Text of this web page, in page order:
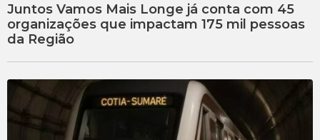
Juntos Vamos Mais Longe já conta com 45
organizações que impactam 175 mil pessoas
da Região